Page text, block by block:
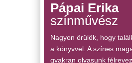
Pápai Erika
színművész
Nagyon örülök, hogy
a könyvvel. A színes
gyakran olvasunk